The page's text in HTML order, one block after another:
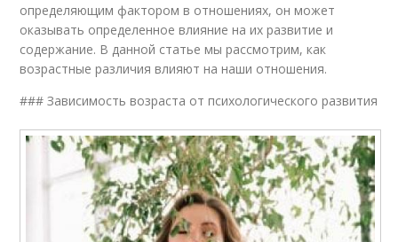
определяющим фактором в отношениях, он может
оказывать определенное влияние на их развитие и
содержание. В данной статье мы рассмотрим, как
возрастные различия влияют на наши отношения.
### Зависимость возраста от психологического развития